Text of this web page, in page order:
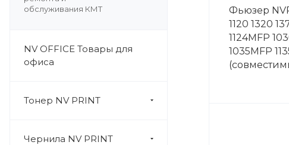
обслуживания КМТ
NV OFFICE Товары для
офиса
Тонер NV PRINT
Чернила NV PRINT
Фьюзер
1120 1320
1124MFP
1035MFP